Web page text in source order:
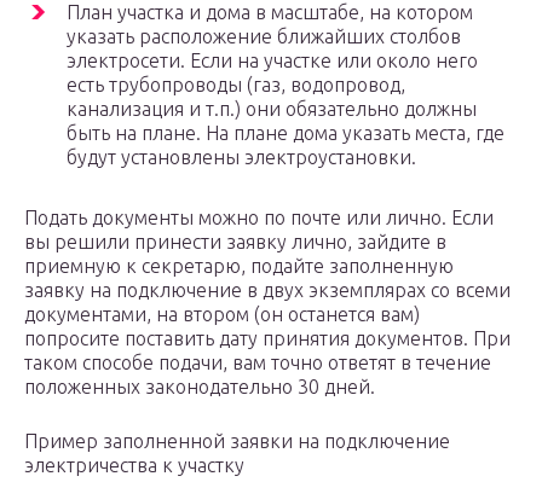
План участка и дома в масштабе, на котором
указать расположение ближайших столбов
электросети. Если на участке или около него
есть трубопроводы (газ, водопровод,
канализация и т.п.) они обязательно должны
быть на плане. На плане дома указать места, где
будут установлены электроустановки.
Подать документы можно по почте или лично. Если
вы решили принести заявку лично, зайдите в
приемную к секретарю, подайте заполненную
заявку на подключение в двух экземплярах со всеми
документами, на втором (он останется вам)
попросите поставить дату принятия документов. При
таком способе подачи, вам точно ответят в течение
положенных законодательно 30 дней.
Пример заполненной заявки на подключение
электричества к участку